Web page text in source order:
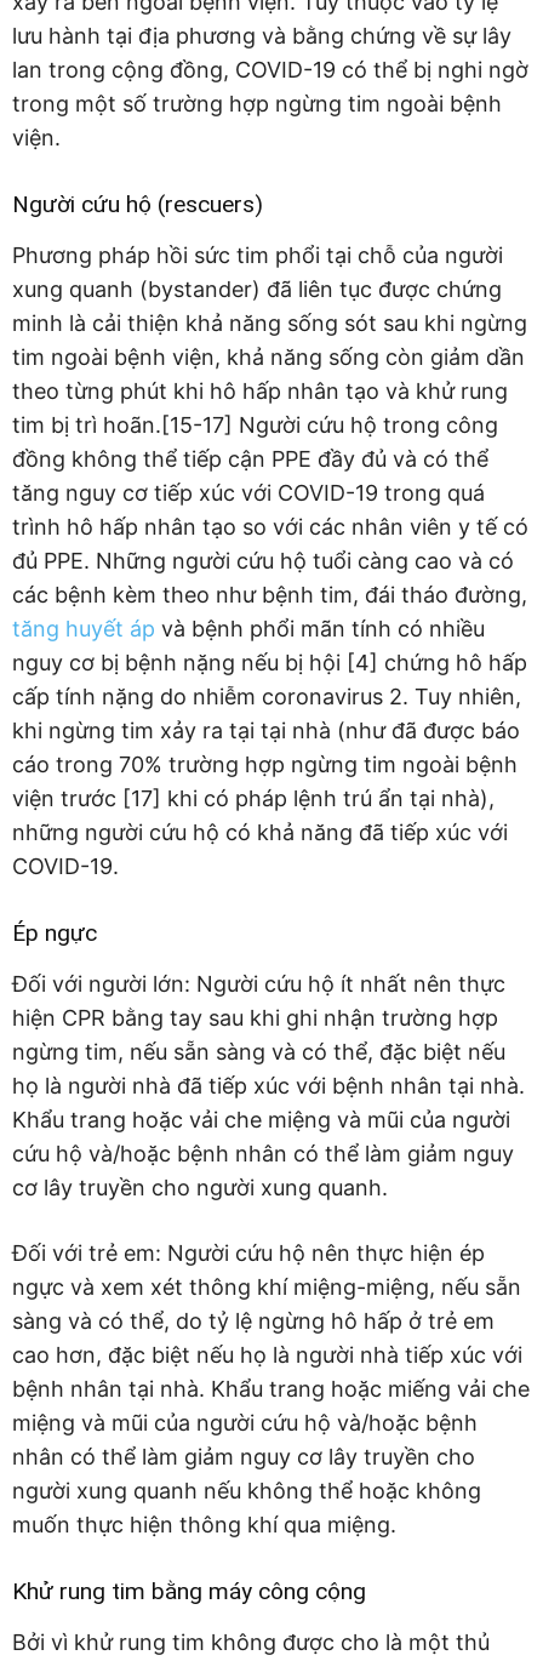
lưu hành tại địa phương và bằng chứng về sự lây
lan trong cộng đồng, COVID-19 có thể bị nghi ngờ
trong một số trường hợp ngừng tim ngoài bệnh
viện.
Người cứu hộ (rescuers)
Phương pháp hồi sức tim phổi tại chỗ của người
xung quanh (bystander) đã liên tục được chứng
minh là cải thiện khả năng sống sót sau khi ngừng
tim ngoài bệnh viện, khả năng sống còn giảm dần
theo từng phút khi hô hấp nhân tạo và khử rung
tim bị trì hoãn.[15-17] Người cứu hộ trong công
đồng không thể tiếp cận PPE đầy đủ và có thể
tăng nguy cơ tiếp xúc với COVID-19 trong quá
trình hô hấp nhân tạo so với các nhân viên y tế có
đủ PPE. Những người cứu hộ tuổi càng cao và có
các bệnh kèm theo như bệnh tim, đái tháo đường,
tăng huyết áp và bệnh phổi mãn tính có nhiều
nguy cơ bị bệnh nặng nếu bị hội [4] chứng hô hấp
cấp tính nặng do nhiễm coronavirus 2. Tuy nhiên,
khi ngừng tim xảy ra tại tại nhà (như đã được báo
cáo trong 70% trường hợp ngừng tim ngoài bệnh
viện trước [17] khi có pháp lệnh trú ẩn tại nhà),
những người cứu hộ có khả năng đã tiếp xúc với
COVID-19.
Ép ngực
Đối với người lớn: Người cứu hộ ít nhất nên thực
hiện CPR bằng tay sau khi ghi nhận trường hợp
ngừng tim, nếu sẵn sàng và có thể, đặc biệt nếu
họ là người nhà đã tiếp xúc với bệnh nhân tại nhà.
Khẩu trang hoặc vải che miệng và mũi của người
cứu hộ và/hoặc bệnh nhân có thể làm giảm nguy
cơ lây truyền cho người xung quanh.
Đối với trẻ em: Người cứu hộ nên thực hiện ép
ngực và xem xét thông khí miệng-miệng, nếu sẵn
sàng và có thể, do tỷ lệ ngừng hô hấp ở trẻ em
cao hơn, đặc biệt nếu họ là người nhà tiếp xúc với
bệnh nhân tại nhà. Khẩu trang hoặc miếng vải che
miệng và mũi của người cứu hộ và/hoặc bệnh
nhân có thể làm giảm nguy cơ lây truyền cho
người xung quanh nếu không thể hoặc không
muốn thực hiện thông khí qua miệng.
Khử rung tim bằng máy công cộng
Bởi vì khử rung tim không được cho là một thủ